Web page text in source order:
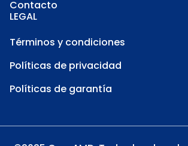
Contacto
LEGAL
Términos y condiciones
Políticas de privacidad
Políticas de garantía